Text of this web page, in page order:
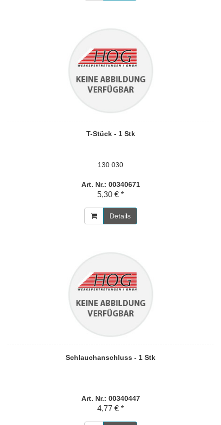
T-Stück - 1 Stk
130 030
Art. Nr.: 00340671
5,30 € *
Details
Schlauchanschluss - 1 Stk
Art. Nr.: 00340447
4,77 € *